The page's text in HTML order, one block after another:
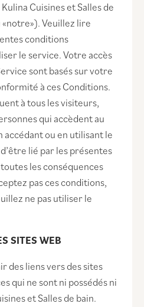
Cuisines et Salles de
«notre»). Veuillez lire
conditions
le service. Votre accès
sont basés sur votre
à ces Conditions.
à tous les visiteurs,
qui accèdent au
accédant ou en utilisant le
lié par les présentes
les conséquences
pas ces conditions,
ne pas utiliser le
SITES WEB
des liens vers des sites
qui ne sont ni possédés ni
et Salles de bain.